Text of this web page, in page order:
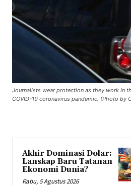
Journalists wear protection as they work in
COVID-19 coronavirus pandemic. (Photo by
Akhir Dominasi Dolar:
Lanskap Baru Tatanan
Ekonomi Dunia?
Rabu, 5 Agustus 2026